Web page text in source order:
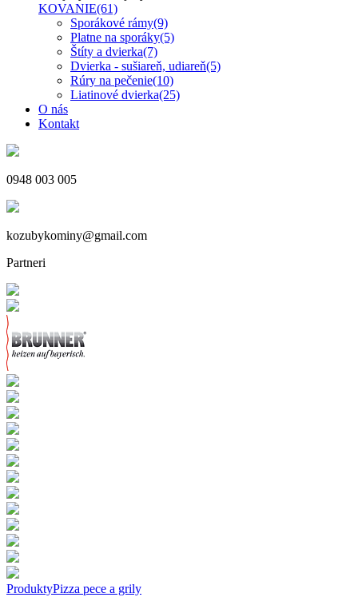
KOVANIE(61)
Sporákové rámy(9)
Platne na sporáky(5)
Štíty a dvierka(7)
Dvierka - sušiareň, udiareň(5)
Rúry na pečenie(10)
Liatinové dvierka(25)
O nás
Kontakt
0948 003 005
kozubykominy@gmail.com
Partneri
ProduktyPizza pece a grily